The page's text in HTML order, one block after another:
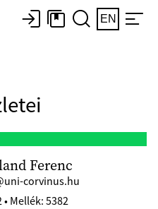
EN
Ferenc
corvinus.hu
• Mellék: 5382